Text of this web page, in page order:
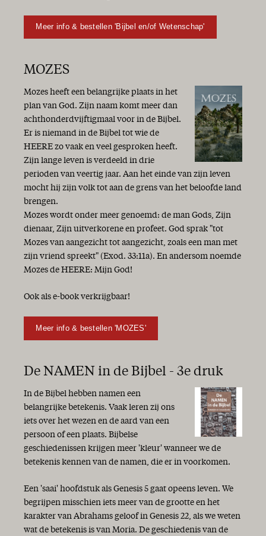
Meer info & bestellen 'Bijbel en/of Wetenschap'
MOZES
Mozes heeft een belangrijke plaats in het
plan van God. Zijn naam komt meer dan
achthonderdvijftigmaal voor in de Bijbel.
Er is niemand in de Bijbel tot wie de
HEERE zo vaak en veel gesproken heeft.
Zijn lange leven is verdeeld in drie
perioden van veertig jaar. Aan het einde van zijn leven
mocht hij zijn volk tot aan de grens van het beloofde land
brengen.
Mozes wordt onder meer genoemd: de man Gods, Zijn
dienaar, Zijn uitverkorene en profeet. God sprak "tot
Mozes van aangezicht tot aangezicht, zoals een man met
zijn vriend spreekt" (Exod. 33:11a). En andersom noemde
Mozes de HEERE: Mijn God!
Ook als e-book verkrijgbaar!
Meer info & bestellen 'MOZES'
De NAMEN in de Bijbel - 3e druk
In de Bijbel hebben namen een
belangrijke betekenis. Vaak leren zij ons
iets over het wezen en de aard van een
persoon of een plaats. Bijbelse
geschiedenissen krijgen meer 'kleur' wanneer we de
betekenis kennen van de namen, die er in voorkomen.
Een 'saai' hoofdstuk als Genesis 5 gaat opeens leven. We
begrijpen misschien iets meer van de grootte en het
karakter van Abrahams geloof in Genesis 22, als we weten
wat de betekenis is van Moria. De geschiedenis van de